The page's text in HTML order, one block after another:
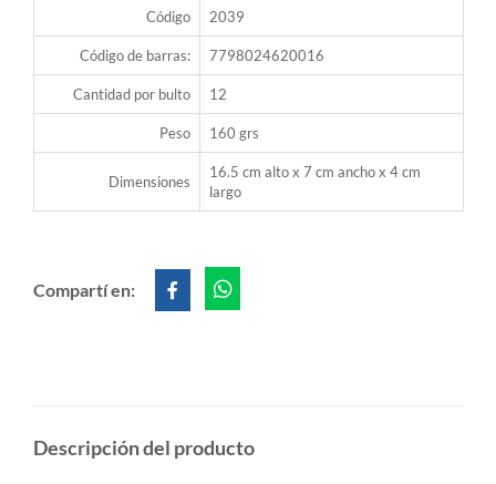
Código 2039
Código de barras: 7798024620016
Cantidad por bulto 12
Peso 160 grs
Dimensiones
16.5 cm alto x 7 cm ancho x 4 cm
largo
Compartí en:
Descripción del producto